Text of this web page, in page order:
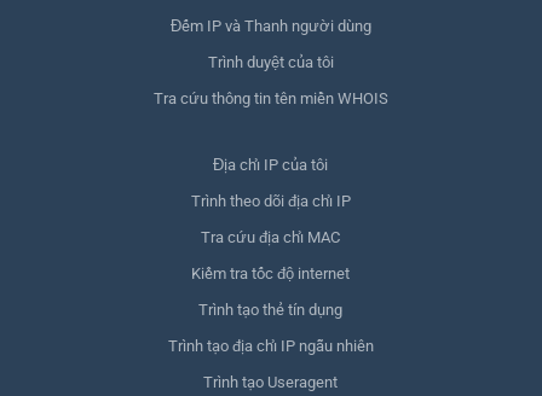
Đếm IP và Thanh người dùng
Trình duyệt của tôi
Tra cứu thông tin tên miền WHOIS
Địa chỉ IP của tôi
Trình theo dõi địa chỉ IP
Tra cứu địa chỉ MAC
Kiểm tra tốc độ internet
Trình tạo thẻ tín dụng
Trình tạo địa chỉ IP ngẫu nhiên
Trình tạo Useragent